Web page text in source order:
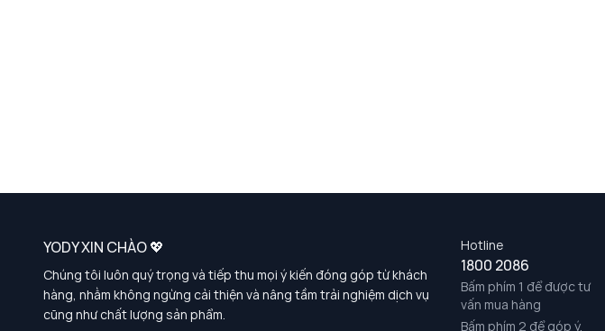
Hotline
1800 2086
Bấm phím 1 để được tư
vấn mua hàng
Bấm phím 2 để góp ý,
YODY XIN CHÀO 💖
Chúng tôi luôn quý trọng và tiếp thu mọi ý kiến đóng góp từ khách
hàng, nhằm không ngừng cải thiện và nâng tầm trải nghiệm dịch vụ
cũng như chất lượng sản phẩm.